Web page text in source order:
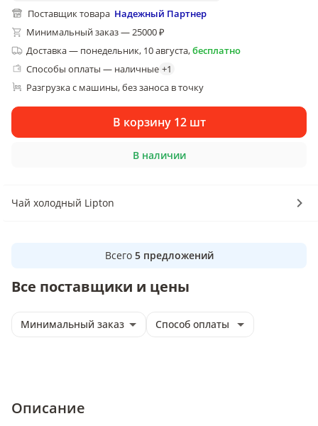
Поставщик товара Надежный Партнер
Минимальный заказ — 25000 ₽
Доставка— понедельник, 10 августа,бесплатно
Способы оплаты — наличные +1
Разгрузка с машины, без заноса в точку
В корзину 12 шт
В наличии
Чай холодный Lipton
Всего 5 предложений
Все поставщики и цены
Минимальный заказ Способ оплаты
Описание